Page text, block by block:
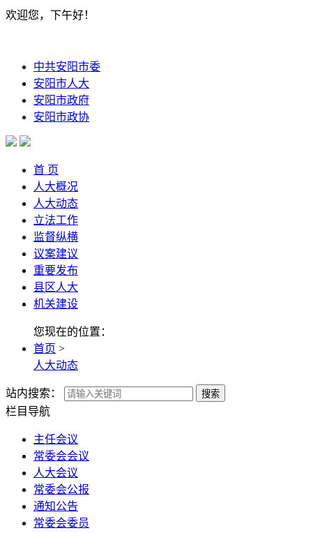
欢迎您，下午好！
中共安阳市委
安阳市人大
安阳市政府
安阳市政协
首 页
人大概况
人大动态
立法工作
监督纵横
议案建议
重要发布
县区人大
机关建设
您现在的位置：
首页 >
人大动态
站内搜索： 搜索
栏目导航
主任会议
常委会会议
人大会议
常委会公报
通知公告
常委会委员